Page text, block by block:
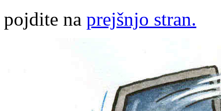
pojdite na prejšnjo stran.